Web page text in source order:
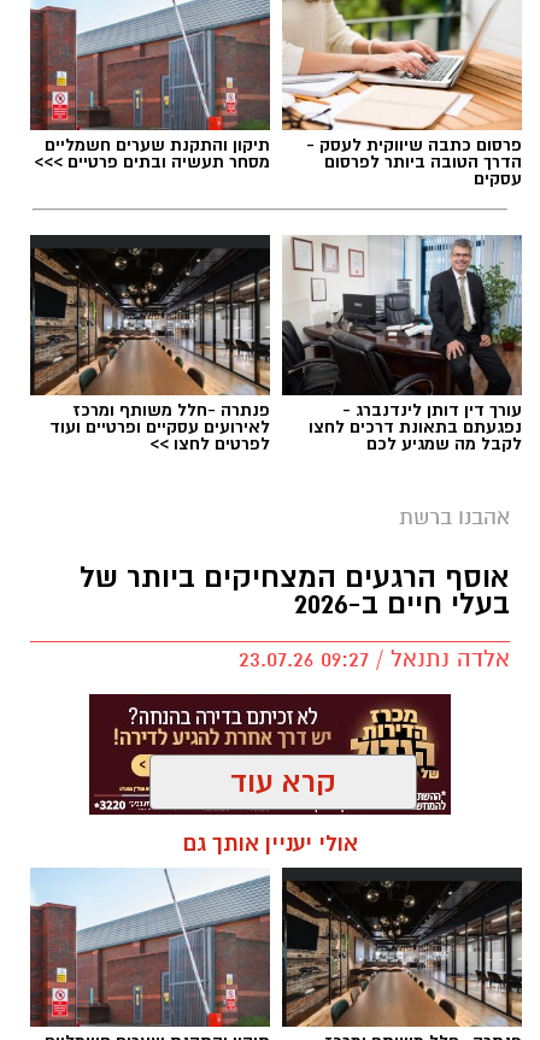
פרסום כתבה שיווקית לעסק -
הדרך הטובה ביותר לפרסום
עסקים
תיקון והתקנת שערים חשמליים
מסחר תעשיה ובתים פרטיים >>>
עורך דין דותן לינדנברג -
נפגעתם בתאונת דרכים לחצו
לקבל מה שמגיע לכם
פנתרה -חלל משותף ומרכז
לאירועים עסקיים ופרטיים ועוד
לפרטים לחצו >>
אהבנו ברשת
אוסף הרגעים המצחיקים ביותר של
בעלי חיים ב-2026
אלדה נתנאל / 09:27 23.07.26
קרא עוד
אולי יעניין אותך גם